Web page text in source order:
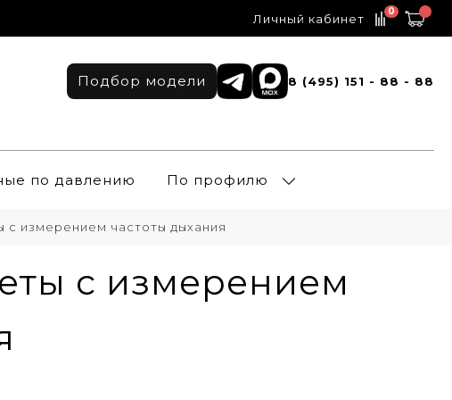
Личный кабинет 0
Подбор модели 8 (495) 151 - 88 - 88
по давлению По профилю
измерением частоты дыхания
с измерением